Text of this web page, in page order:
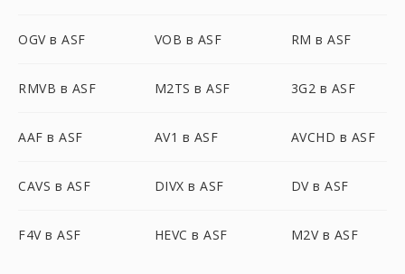
OGV в ASF VOB в ASF RM в ASF
RMVB в ASF M2TS в ASF 3G2 в ASF
AAF в ASF AV1 в ASF AVCHD в ASF
CAVS в ASF DIVX в ASF DV в ASF
F4V в ASF HEVC в ASF M2V в ASF